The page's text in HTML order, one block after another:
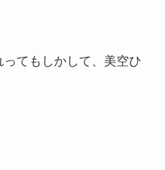
てもしかして、美空ひ